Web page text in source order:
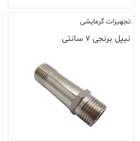
تجهیزات گرمایشی
نیپل برنجی ۷ سانتی